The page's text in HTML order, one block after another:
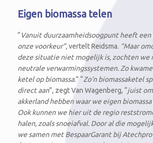
Eigen biomassa telen
“Vanuit duurzaamheidsoogpunt heeft
onze voorkeur”,vertelt Reidsma. “Maar
deze situatie niet mogelijk is, zochten we
neutrale verwarmingssystemen. Zo
ketel op biomassa.” “Zo’n biomassaketel
direct aan”, zegt Van Wagenberg, “juist
akkerland hebben waar we eigen
Ook kunnen we hier uit de regio
halen, zoals snoeiafval. Door al die
we samen met BespaarGarant bij